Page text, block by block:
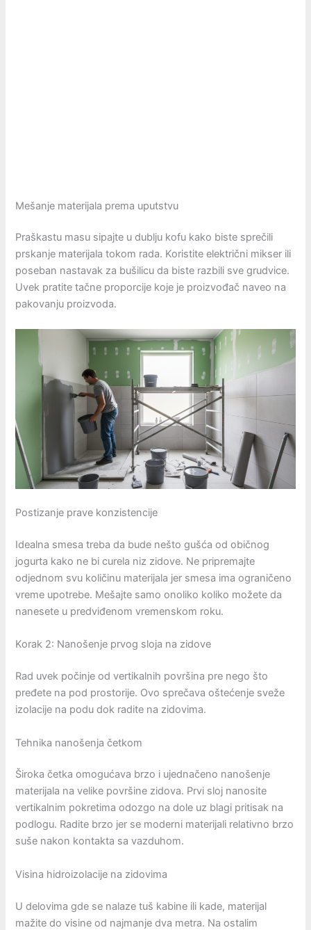
Mešanje materijala prema uputstvu
Praškastu masu sipajte u dublju kofu kako biste sprečili
prskanje materijala tokom rada. Koristite električni mikser ili
poseban nastavak za bušilicu da biste razbili sve grudvice.
Uvek pratite tačne proporcije koje je proizvođač naveo na
pakovanju proizvoda.
Postizanje prave konzistencije
Idealna smesa treba da bude nešto gušća od običnog
jogurta kako ne bi curela niz zidove. Ne pripremajte
odjednom svu količinu materijala jer smesa ima ograničeno
vreme upotrebe. Mešajte samo onoliko koliko možete da
nanesete u predviđenom vremenskom roku.
Korak 2: Nanošenje prvog sloja na zidove
Rad uvek počinje od vertikalnih površina pre nego što
pređete na pod prostorije. Ovo sprečava oštećenje sveže
izolacije na podu dok radite na zidovima.
Tehnika nanošenja četkom
Široka četka omogućava brzo i ujednačeno nanošenje
materijala na velike površine zidova. Prvi sloj nanosite
vertikalnim pokretima odozgo na dole uz blagi pritisak na
podlogu. Radite brzo jer se moderni materijali relativno brzo
suše nakon kontakta sa vazduhom.
Visina hidroizolacije na zidovima
U delovima gde se nalaze tuš kabine ili kade, materijal
mažite do visine od najmanje dva metra. Na ostalim